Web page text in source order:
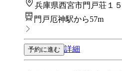
兵庫県西宮市門戸荘１
門戸厄神駅から57m
予約に進む 詳細